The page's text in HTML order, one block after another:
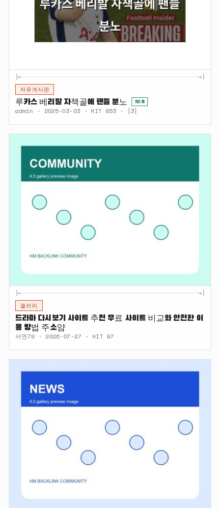
|← →|
자유게시판
루카스 베리발 자책골에 팬들 분노 NEW
admin · 2025-03-03 · HIT 853 · [3]
|← →|
갤러리
드라마 다시보기 사이트 추천 무료 사이트 비교와 안전한 이
용 방법 주소얌
서연79 · 2026-07-27 · HIT 97